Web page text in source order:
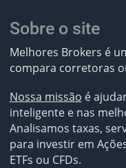
Sobre o site
Melhores Brokers é
compara corretoras
Nossa missão é
inteligente e nas
Analisamos taxas,
para investir em
ETFs ou CFDs.